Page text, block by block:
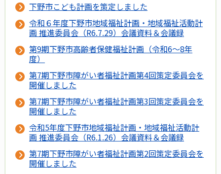
下野市こども計画を策定しました
令和６年度下野市地域福祉計画・地域福祉活動計
画 推進委員会（R6.7.29）会議資料＆会議録
第9期下野市高齢者保健福祉計画（令和6～8年
度）
第7期下野市障がい者福祉計画第4回策定委員会を
開催しました
第7期下野市障がい者福祉計画第3回策定委員会を
開催しました
令和5年度下野市地域福祉計画・地域福祉活動計
画 推進委員会（R6.1.26）会議資料＆会議録
第7期下野市障がい者福祉計画第2回策定委員会を
開催しました